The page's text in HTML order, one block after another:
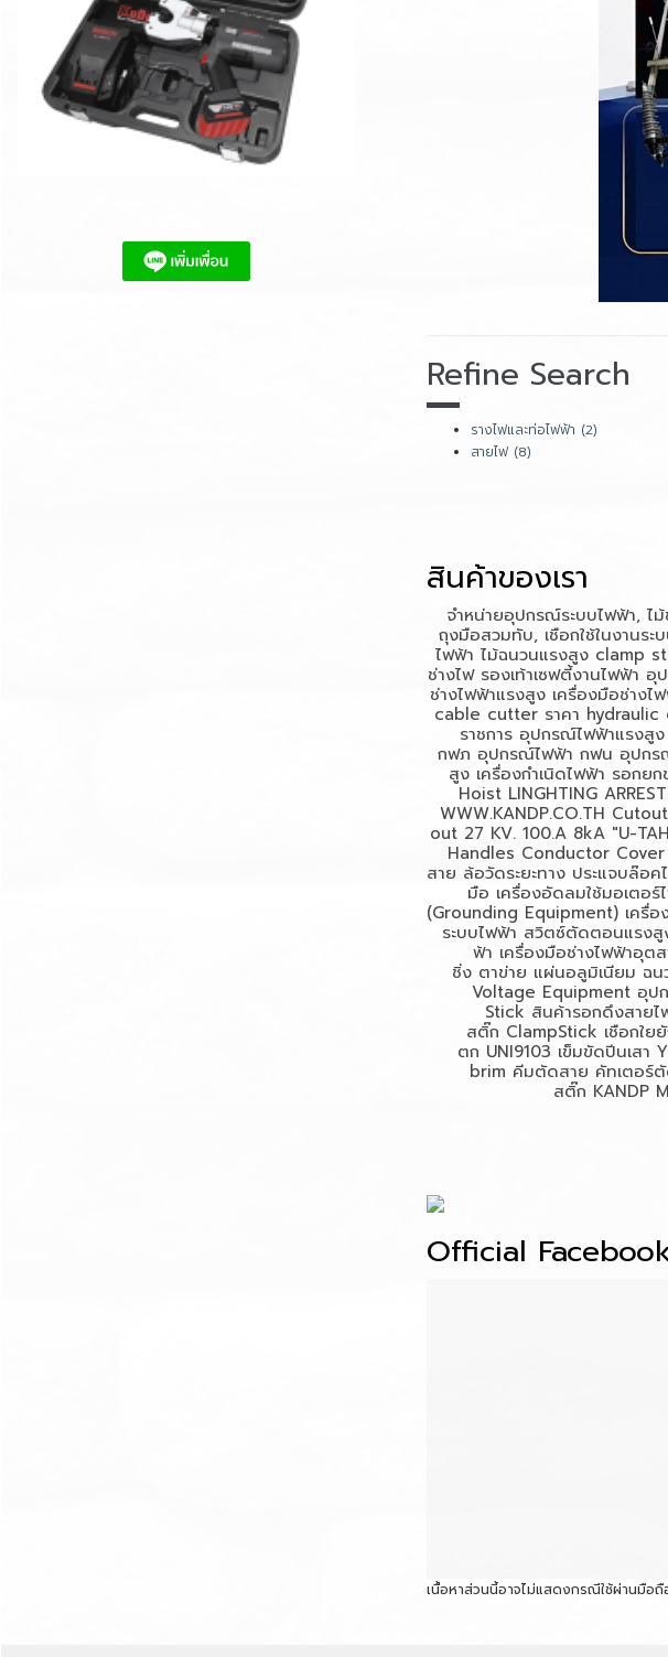
Refine Search
รางไฟและท่อไฟฟ้า (2)
สายไฟ (8)
สินค้าของเรา
จำหน่ายอุปกรณ์ระบบไฟฟ้า,
ถุงมือสวมทับ, เชือกใช้ในงานร
ไฟฟ้า ไม้ฉนวนแรงสูงclamp
ช่างไฟ รองเท้าเซฟตี้งานไฟฟ้า อุ
ช่างไฟฟ้าแรงสูง เครื่องมือช่างไ
cable cutter ราคา
ราชการ อุปกรณ์ไฟฟ้าแรงสูง
กฟภ อุปกรณ์ไฟฟ้า กฟน อุปกร
สูง เครื่องกำเนิดไฟฟ้า รอกยก
Hoist LINGHTING
WWW.KANDP.CO.TH
out 27 KV. 100.A 8kA "U-
Handles Conductor
สาย ล้อวัดระยะทาง ประแจบล๊อค
มือ เครื่องอัดลมใช้มอเตอร์
(Grounding Equipment) เครื่
ระบบไฟฟ้า สวิตซ์ตัดตอนแรงสู
ฟ้า เครื่องมือช่างไฟฟ้าอุต
ชิ่ง ตาข่าย แผ่นอลูมิเนียม ฉ
Voltage Equipment อุป
Stick สินค้ารอกดึงสายไ
สติ๊ก ClampStick เชือกใย
ตก UNI9103 เข็มขัดปีนเสา
brim คีมตัดสาย คัทเตอร์
สติ๊ก KANDP
Official
เนื้อหาส่วนนี้อาจไม่แสดงกรณีใช้ผ่านมือ